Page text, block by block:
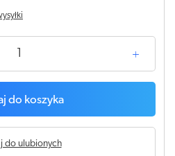
do koszyka
do ulubionych